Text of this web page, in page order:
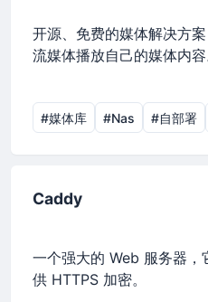
开源、免费的媒体解决方
流媒体播放自己的媒体内容
#媒体库 #Nas #自部署
Caddy
一个强大的 Web 服务器，
供 HTTPS 加密。